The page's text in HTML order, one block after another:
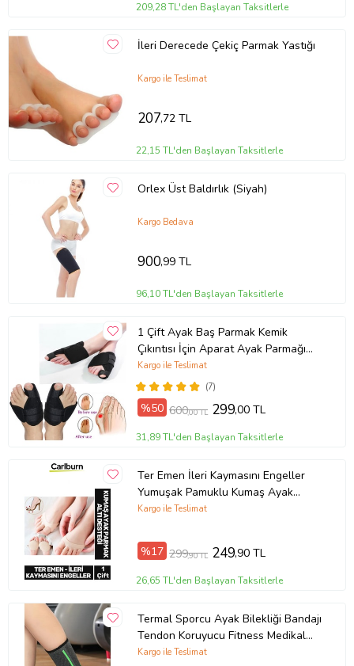
209,28 TL'den Başlayan Taksitlerle
İleri Derecede Çekiç Parmak Yastığı
Kargo ile Teslimat
207,72 TL
22,15 TL'den Başlayan Taksitlerle
Orlex Üst Baldırlık (Siyah)
Kargo Bedava
900,99 TL
96,10 TL'den Başlayan Taksitlerle
1 Çift Ayak Baş Parmak Kemik
Çıkıntısı İçin Aparat Ayak Parmağı
Bunyonu Bunyon Atel Halluks
Valgus
(7)
Kargo ile Teslimat
%50 600,00 TL 299,00 TL
31,89 TL'den Başlayan Taksitlerle
Ter Emen İleri Kaymasını Engeller
Yumuşak Pamuklu Kumaş Ayak
Parmak Altı Desteği - 1 Çift
Kargo ile Teslimat
%17 299,90 TL 249,90 TL
26,65 TL'den Başlayan Taksitlerle
Termal Sporcu Ayak Bilekliği Bandajı
Tendon Koruyucu Fitness Medikal
Ayak Bilek Koruyucu N815 (Siyah-
Kargo ile Teslimat